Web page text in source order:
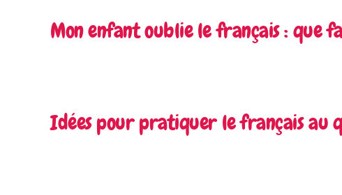
Mon enfant oublie le français : que
Idées pour pratiquer le français au